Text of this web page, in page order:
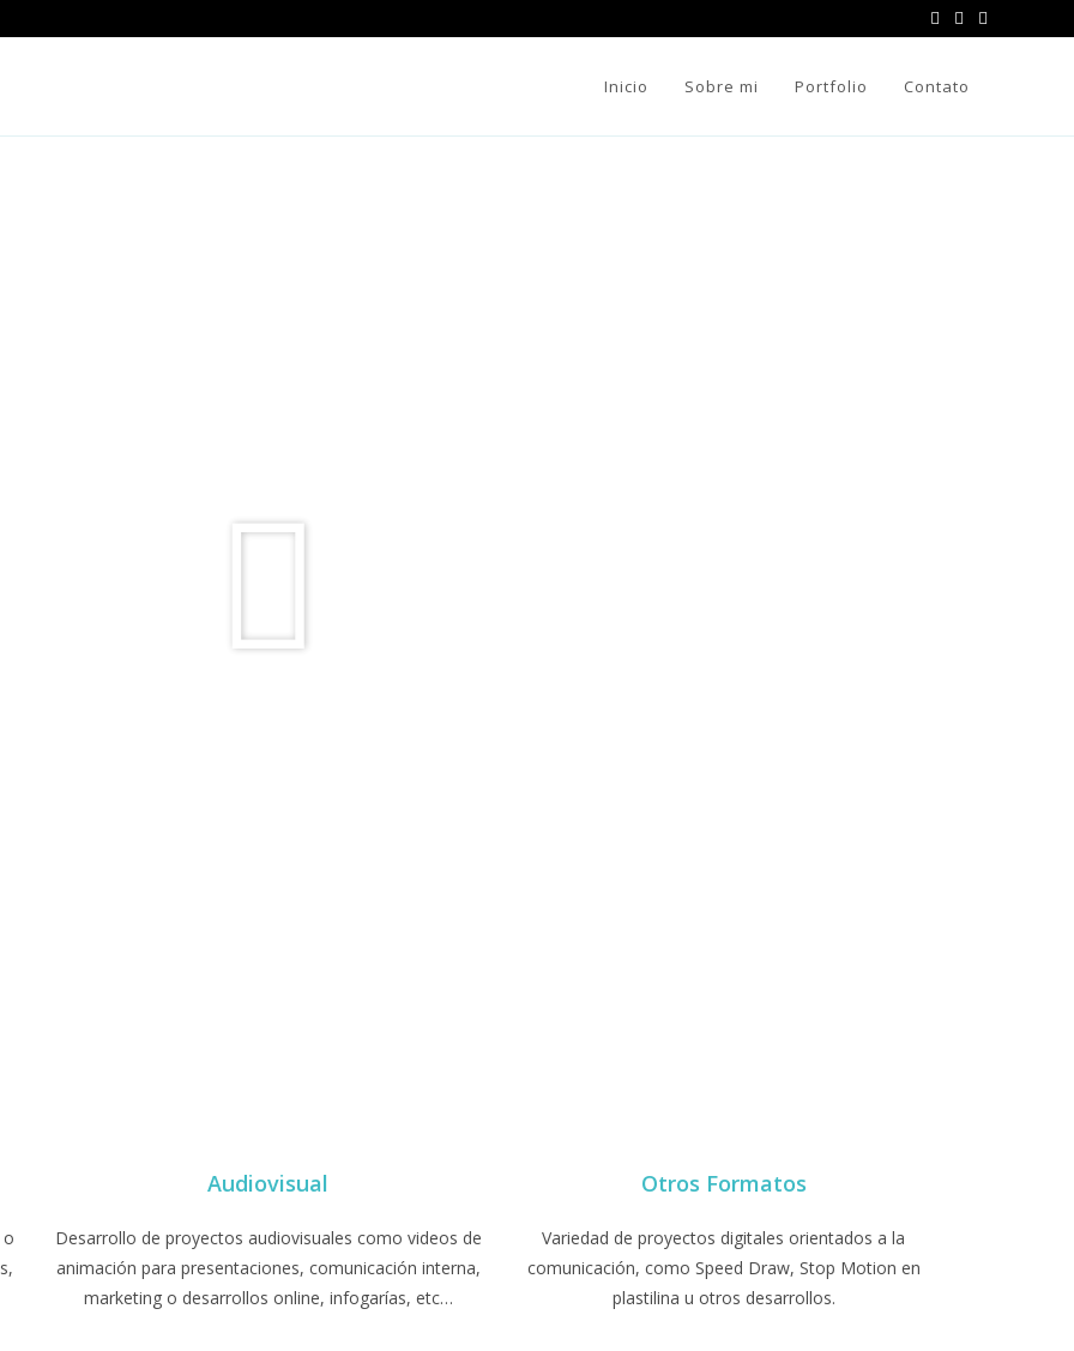
Inicio Sobre mi Portfolio Contato
Audiovisual
Desarrollo de proyectos audiovisuales como videos de
animación para presentaciones, comunicación interna,
marketing o desarrollos online, infogarías, etc…
Otros Formatos
Variedad de proyectos digitales orientados a la
comunicación, como Speed Draw, Stop Motion en
plastilina u otros desarrollos.